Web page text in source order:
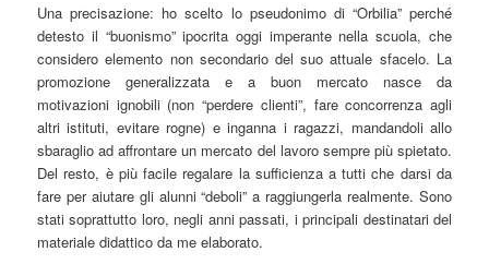
Una precisazione: ho scelto lo pseudonimo di “Orbilia” perché
detesto il “buonismo” ipocrita oggi imperante nella scuola, che
considero elemento non secondario del suo attuale sfacelo. La
promozione generalizzata e a buon mercato nasce da
motivazioni ignobili (non “perdere clienti”, fare concorrenza agli
altri istituti, evitare rogne) e inganna i ragazzi, mandandoli allo
sbaraglio ad affrontare un mercato del lavoro sempre più spietato.
Del resto, è più facile regalare la sufficienza a tutti che darsi da
fare per aiutare gli alunni “deboli” a raggiungerla realmente. Sono
stati soprattutto loro, negli anni passati, i principali destinatari del
materiale didattico da me elaborato.